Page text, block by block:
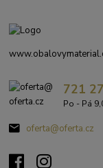
721
Po - Pá
oferta@oferta.cz